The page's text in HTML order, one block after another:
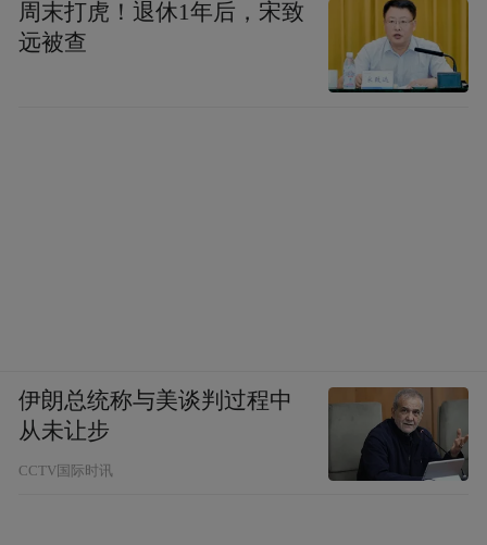
周末打虎！退休1年后，宋致
远被查
伊朗总统称与美谈判过程中
从未让步
CCTV国际时讯